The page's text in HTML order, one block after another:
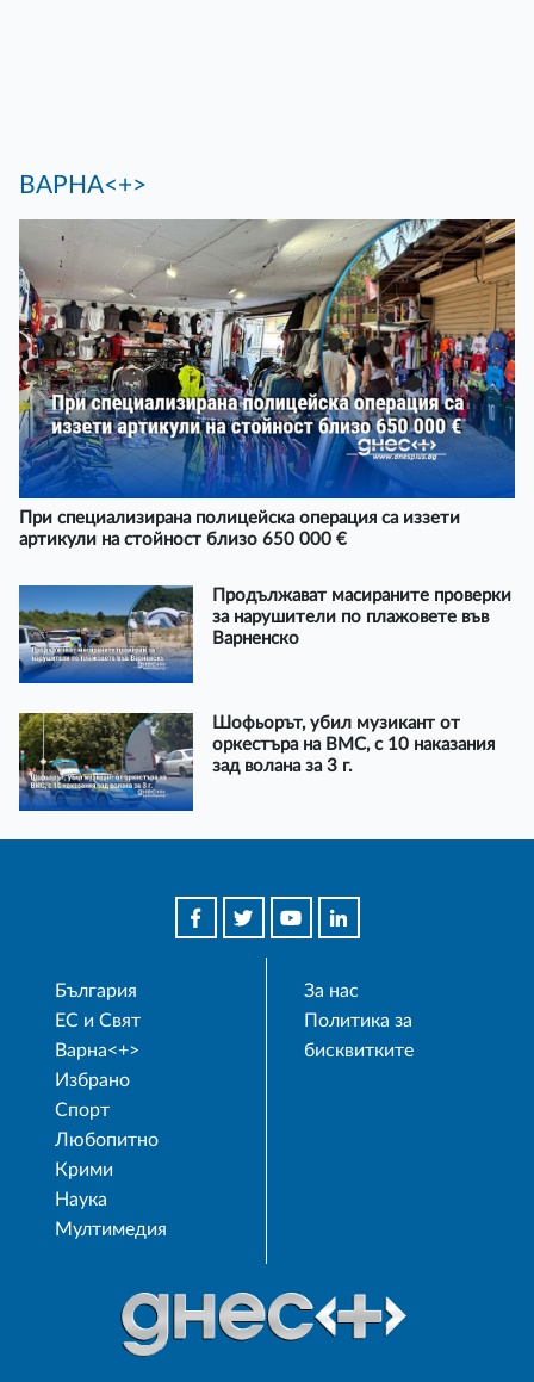
ВАРНА<+>
При специализирана полицейска операция са иззети
артикули на стойност близо 650 000 €
Продължават масираните проверки
за нарушители по плажовете във
Варненско
Шофьорът, убил музикант от
оркестъра на ВМС, с 10 наказания
зад волана за 3 г.
България
ЕС и Свят
Варна<+>
Избрано
Спорт
Любопитно
Крими
Наука
Мултимедия
За нас
Политика за
бисквитките